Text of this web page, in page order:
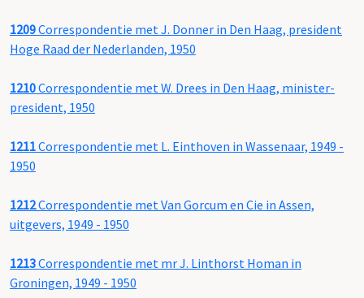
1209Correspondentie met J. Donner in Den Haag, president
Hoge Raad der Nederlanden, 1950
1210Correspondentie met W. Drees in Den Haag, minister-
president, 1950
1211Correspondentie met L. Einthoven in Wassenaar, 1949 -
1950
1212Correspondentie met Van Gorcum en Cie in Assen,
uitgevers, 1949 - 1950
1213Correspondentie met mr J. Linthorst Homan in
Groningen, 1949 - 1950